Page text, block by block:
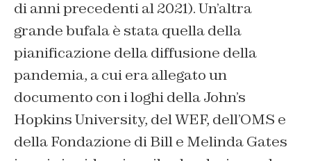
di anni precedenti al 2021). Un’altra
grande bufala è stata quella della
pianificazione della diffusione della
pandemia, a cui era allegato un
documento con i loghi della John’s
Hopkins University, del WEF, dell’OMS e
della Fondazione di Bill e Melinda Gates